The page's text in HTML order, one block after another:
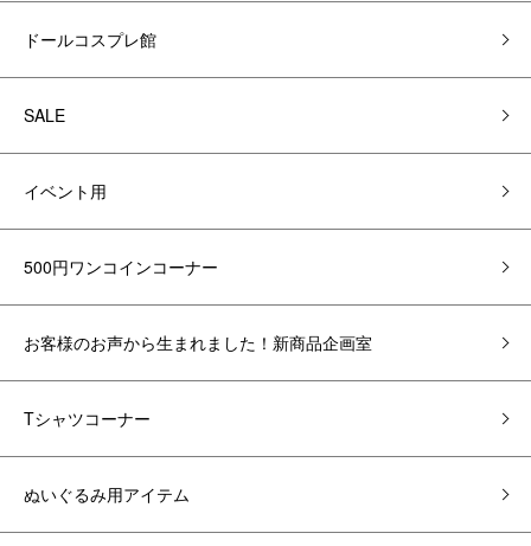
ドールコスプレ館
SALE
イベント用
500円ワンコインコーナー
お客様のお声から生まれました！新商品企画室
Tシャツコーナー
ぬいぐるみ用アイテム